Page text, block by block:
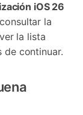
iOS 26
la
la lista
de continuar.